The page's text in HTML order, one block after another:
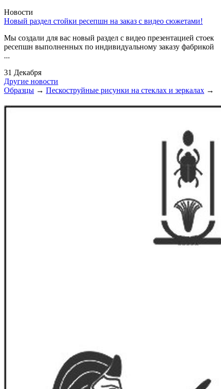
Новости
Новый раздел стойки ресепшн на заказ с видео сюжетами!
Мы создали для вас новый раздел с видео презентацией стоек
ресепшн выполненных по индивидуальному заказу фабрикой
...
31 Декабря
Другие новости
Образцы → Пескоструйные рисунки на стеклах и зеркалах →